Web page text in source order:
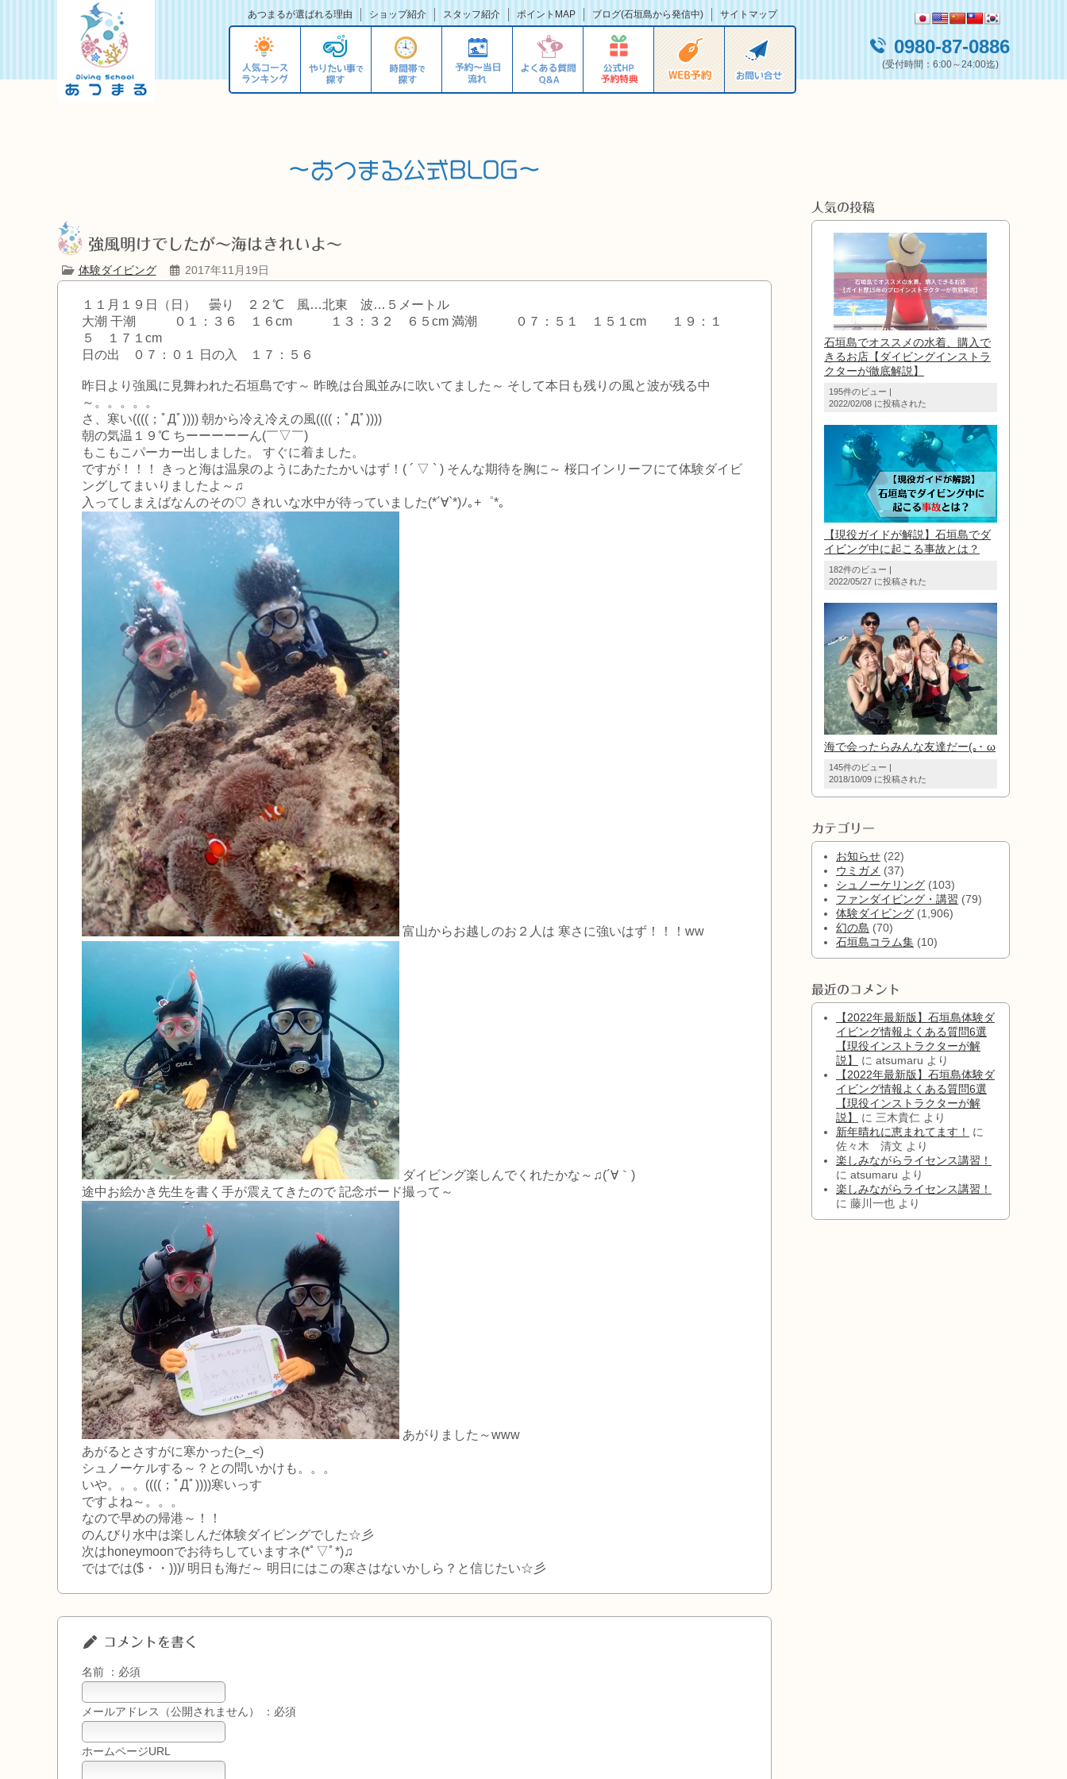
あつまるが選ばれる理由 ショップ紹介 スタッフ紹介 ポイントMAP ブログ(石垣島から発信中) サイトマップ
0980-87-0886
(受付時間：6:00～24:00迄)
強風明けでしたが～海はきれいよ～
体験ダイビング 2017年11月19日
１１月１９日（日） 曇り ２２℃ 風…北東 波…５メートル
大潮 干潮 ０１：３６ １６cm １３：３２ ６５cm 満潮 ０７：５１ １５１cm １９：１
５ １７１cm
日の出 ０７：０１ 日の入 １７：５６
昨日より強風に見舞われた石垣島です～ 昨晩は台風並みに吹いてました～ そして本日も残りの風と波が残る中
～。。。。。
さ、寒い((((；ﾟДﾟ)))) 朝から冷え冷えの風((((；ﾟДﾟ))))
朝の気温１９℃ ちーーーーーん(￣▽￣)
もこもこパーカー出しました。 すぐに着ました。
ですが！！！ きっと海は温泉のようにあたたかいはず！( ´ ▽ ` ) そんな期待を胸に～ 桜口インリーフにて体験ダイビ
ングしてまいりましたよ～♫
入ってしまえばなんのその♡ きれいな水中が待っていました(*´∀`*)ﾉ｡+゜*｡
富山からお越しのお２人は 寒さに強いはず！！！ww
ダイビング楽しんでくれたかな～♫(´∀｀)
途中お絵かき先生を書く手が震えてきたので 記念ボード撮って～
あがりました～www
あがるとさすがに寒かった(>_<)
シュノーケルする～？との問いかけも。。。
いや。。。((((；ﾟДﾟ))))寒いっす
ですよね～。。。
なので早めの帰港～！！
のんびり水中は楽しんだ体験ダイビングでした☆彡
次はhoneymoonでお待ちしていますネ(*ﾟ▽ﾟ*)♫
ではでは($・・)))/ 明日も海だ～ 明日にはこの寒さはないかしら？と信じたい☆彡
コメントを書く
名前 ：必須
メールアドレス（公開されません） ：必須
ホームページURL
人気の投稿
石垣島でオススメの水着、購入で
きるお店【ダイビングインストラ
クターが徹底解説】
195件のビュー |
2022/02/08 に投稿された
【現役ガイドが解説】石垣島でダ
イビング中に起こる事故とは？
182件のビュー |
2022/05/27 に投稿された
海で会ったらみんな友達だー(｡･ ω
145件のビュー
2018/10/09 に投稿された
カテゴリー
お知らせ (22)
ウミガメ (37)
シュノーケリング (103)
ファンダイビング・講習 (79)
体験ダイビング (1,906)
幻の島 (70)
石垣島コラム集 (10)
最近のコメント
【2022年最新版】石垣島体験ダ
イビング情報よくある質問6選
【現役インストラクターが解
説】
に atsumaru より
【2022年最新版】石垣島体験ダ
イビング情報よくある質問6選
【現役インストラクターが解
説】
に 三木貴仁 より
新年晴れに恵まれてます！
に
佐々木 清文 より
楽しみながらライセンス講習！
に atsumaru より
楽しみながらライセンス講習！
に 藤川一也 より